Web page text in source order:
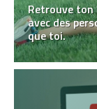
Retrouve
avec des
que toi.